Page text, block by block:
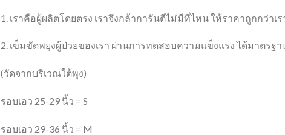
1. เราคือผู้ผลิตโดยตรง เราจึงกล้าการันตีไม่มีที่ไหน ให้ราคาถูกกว่าเร
2. เข็มขัดพยุงผู้ป่วยของเรา ผ่านการทดสอบความแข็งแรง ได้มาตรฐา
(วัดจากบริเวณใต้พุง)
รอบเอว 25-29 นิ้ว = S
รอบเอว 29-36 นิ้ว = M